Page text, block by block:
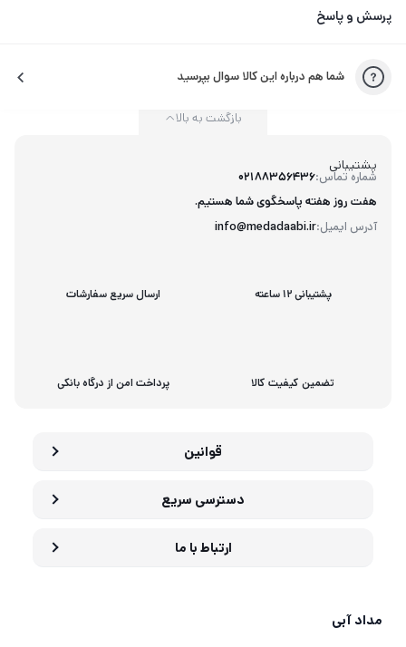
پرسش و پاسخ
شما هم درباره این کالا سوال بپرسید
پشتیبانی
شماره تماس:02188356436
آدرس ایمیل:info@medadaabi.ir
هفت روز هفته پاسخگوی شما هستیم.
بازگشت به بالا
پشتیبانی 12 ساعته ارسال سریع سفارشات
تضمین کیفیت کالا پرداخت امن از درگاه بانکی
قوانین
دسترسی سریع
ارتباط با ما
مداد آبی